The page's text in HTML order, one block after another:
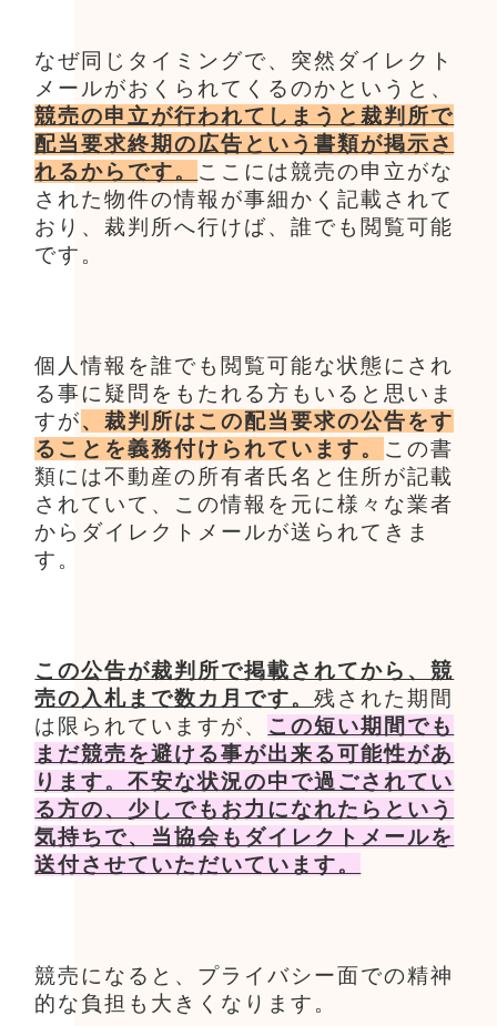
なぜ同じタイミングで、突然ダイレクト
メールがおくられてくるのかというと、
競売の申立が行われてしまうと裁判所で
配当要求終期の広告という書類が掲示さ
れるからです。 ここには競売の申立がな
された物件の情報が事細かく記載されて
おり、裁判所へ行けば、誰でも閲覧可能
です。
個人情報を誰でも閲覧可能な状態にされ
る事に疑問をもたれる方もいると思いま
すが、裁判所はこの配当要求の公告をす
ることを義務付けられています。 この書
類には不動産の所有者氏名と住所が記載
されていて、この情報を元に様々な業者
からダイレクトメールが送られてきま
す。
この公告が裁判所で掲載されてから、競
売の入札まで数カ月です。残された期間
は限られていますが、 この短い期間でも
まだ競売を避ける事が出来る可能性があ
ります。不安な状況の中で過ごされてい
る方の、少しでもお力になれたらという
気持ちで、当協会もダイレクトメールを
送付させていただいています。
競売になると、プライバシー面での精神
的な負担も大きくなります。